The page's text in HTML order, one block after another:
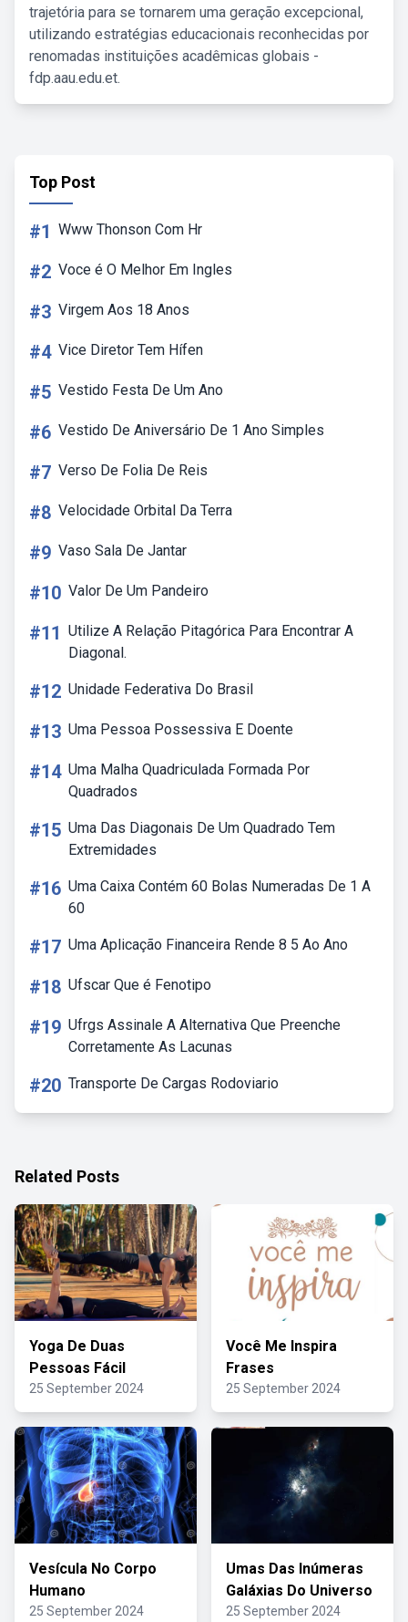
trajetória para se tornarem uma geração excepcional,
utilizando estratégias educacionais reconhecidas por
renomadas instituições acadêmicas globais -
fdp.aau.edu.et.
Top Post
#1 Www Thonson Com Hr
#2 Voce é O Melhor Em Ingles
#3 Virgem Aos 18 Anos
#4 Vice Diretor Tem Hífen
#5 Vestido Festa De Um Ano
#6 Vestido De Aniversário De 1 Ano Simples
#7 Verso De Folia De Reis
#8 Velocidade Orbital Da Terra
#9 Vaso Sala De Jantar
#10 Valor De Um Pandeiro
#11 Utilize A Relação Pitagórica Para Encontrar A
Diagonal.
#12 Unidade Federativa Do Brasil
#13 Uma Pessoa Possessiva E Doente
#14 Uma Malha Quadriculada Formada Por
Quadrados
#15 Uma Das Diagonais De Um Quadrado Tem
Extremidades
#16 Uma Caixa Contém 60 Bolas Numeradas De 1 A
60
#17 Uma Aplicação Financeira Rende 8 5 Ao Ano
#18 Ufscar Que é Fenotipo
#19 Ufrgs Assinale A Alternativa Que Preenche
Corretamente As Lacunas
#20 Transporte De Cargas Rodoviario
Related Posts
Yoga De Duas
Pessoas Fácil
25 September 2024
Você Me Inspira
Frases
25 September 2024
Vesícula No Corpo
Humano
25 September 2024
Umas Das Inúmeras
Galáxias Do Universo
25 September 2024